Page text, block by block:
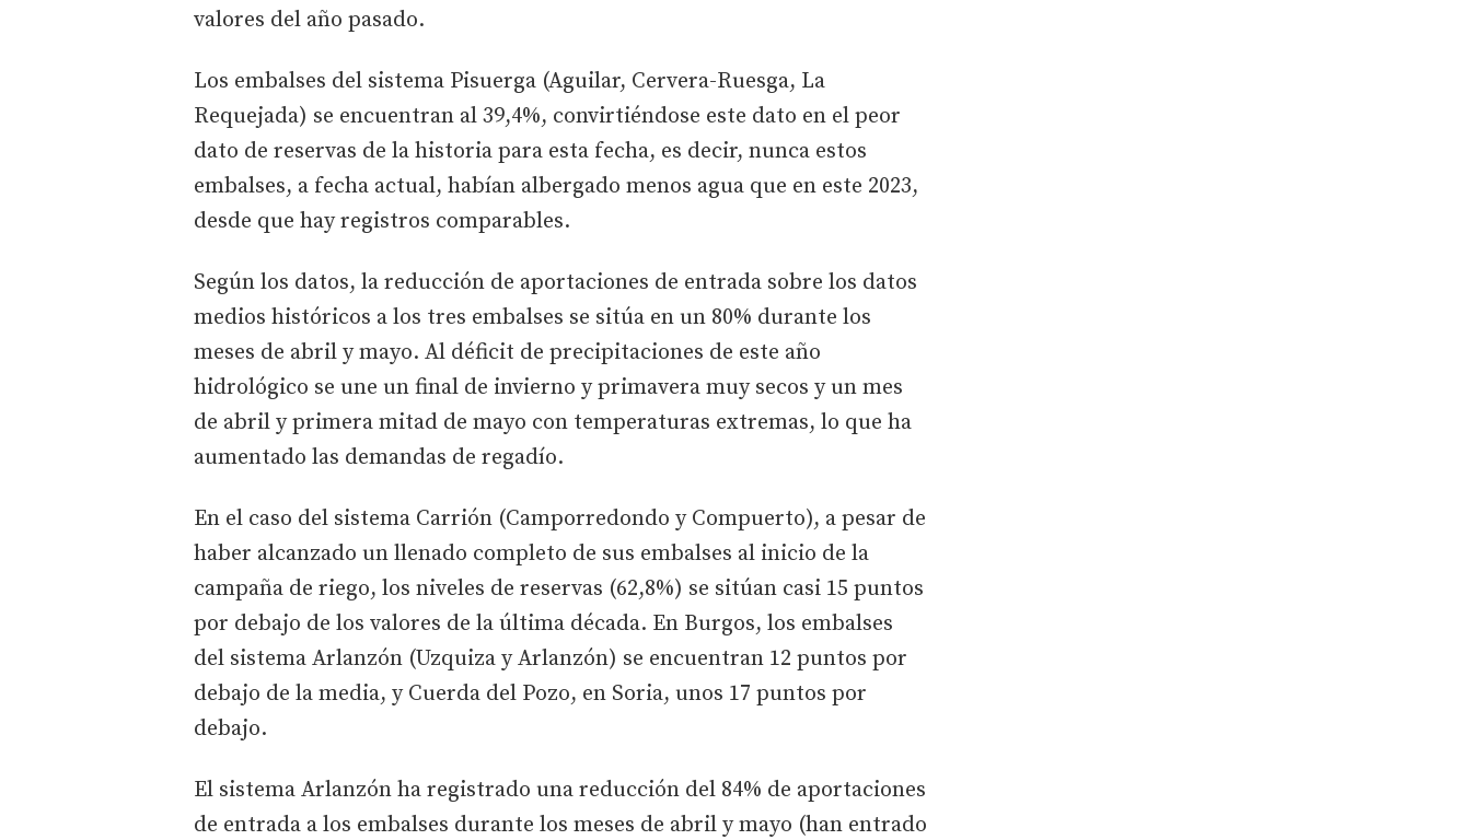
valores del año pasado.
Los embalses del sistema Pisuerga (Aguilar, Cervera-Ruesga, La
Requejada) se encuentran al 39,4%, convirtiéndose este dato en el peor
dato de reservas de la historia para esta fecha, es decir, nunca estos
embalses, a fecha actual, habían albergado menos agua que en este 2023,
desde que hay registros comparables.
Según los datos, la reducción de aportaciones de entrada sobre los datos
medios históricos a los tres embalses se sitúa en un 80% durante los
meses de abril y mayo. Al déficit de precipitaciones de este año
hidrológico se une un final de invierno y primavera muy secos y un mes
de abril y primera mitad de mayo con temperaturas extremas, lo que ha
aumentado las demandas de regadío.
En el caso del sistema Carrión (Camporredondo y Compuerto), a pesar de
haber alcanzado un llenado completo de sus embalses al inicio de la
campaña de riego, los niveles de reservas (62,8%) se sitúan casi 15 puntos
por debajo de los valores de la última década. En Burgos, los embalses
del sistema Arlanzón (Uzquiza y Arlanzón) se encuentran 12 puntos por
debajo de la media, y Cuerda del Pozo, en Soria, unos 17 puntos por
debajo.
El sistema Arlanzón ha registrado una reducción del 84% de aportaciones
de entrada a los embalses durante los meses de abril y mayo (han entrado